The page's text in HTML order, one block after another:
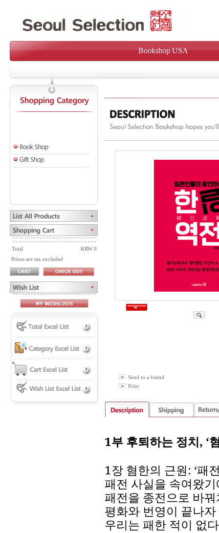
Bookshop USA
Total
KRW 0
Prices are tax excluded
Send to a friend
Print
1부 후퇴하는 정치, ‘
1장 혐한의 근원: ‘패
패전 사실을 속여왔기
패전을 종전으로 바
평화와 번영이 끝나자
우리는 패한 적이 없다